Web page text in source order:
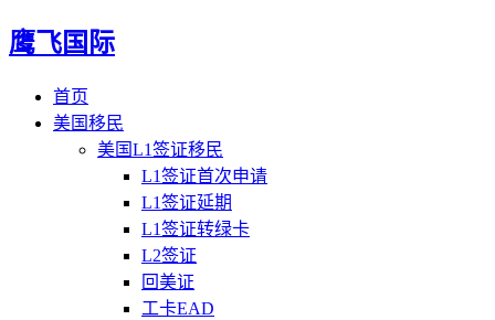
鹰飞国际
首页
美国移民
美国L1签证移民
L1签证首次申请
L1签证延期
L1签证转绿卡
L2签证
回美证
工卡EAD